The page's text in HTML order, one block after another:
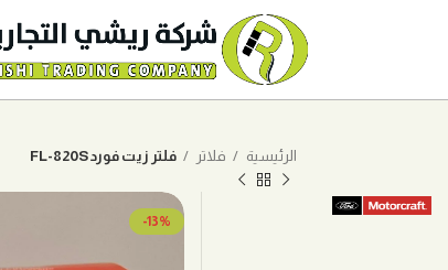
الرئيسية فلاتر فلتر زيت فورد FL-820S
-13%